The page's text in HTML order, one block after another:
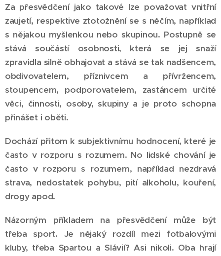
Za přesvědčení jako takové lze považovat vnitřní
zaujetí, respektive ztotožnění se s něčím, například
s nějakou myšlenkou nebo skupinou. Postupně se
stává součástí osobnosti, která se jej snaží
zpravidla silně obhajovat a stává se tak nadšencem,
obdivovatelem, příznivcem a přívržencem,
stoupencem, podporovatelem, zastáncem určité
věci, činnosti, osoby, skupiny a je proto schopna
přinášet i oběti.
Dochází přitom k subjektivnímu hodnocení, které je
často v rozporu s rozumem. No lidské chování je
často v rozporu s rozumem, například nezdravá
strava, nedostatek pohybu, pití alkoholu, kouření,
drogy apod.
Názorným příkladem na přesvědčení může být
třeba sport. Je nějaký rozdíl mezi fotbalovými
kluby, třeba Spartou a Slávií? Asi nikoli. Oba hrají